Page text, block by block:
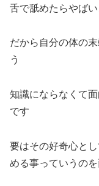
舌で舐めたらやば
だから自分の体の
う
知識にならなくて
です
要はその好奇心と
める事っていうの